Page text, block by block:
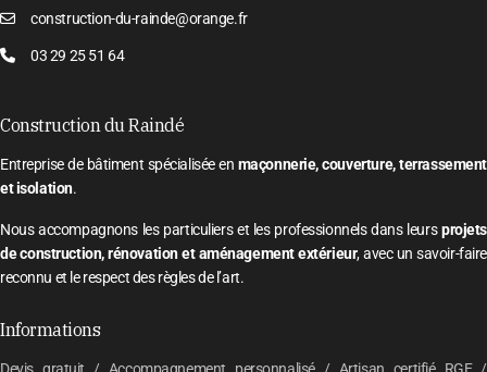
construction-du-rainde@orange.fr
03 29 25 51 64
Construction du Raindé
Entreprise de bâtiment spécialisée en maçonnerie, couverture, terrassement
et isolation.
Nous accompagnons les particuliers et les professionnels dans leursprojets
de construction, rénovation et aménagement extérieur, avec un savoir-faire
reconnu et le respect des règles de l’art.
Informations